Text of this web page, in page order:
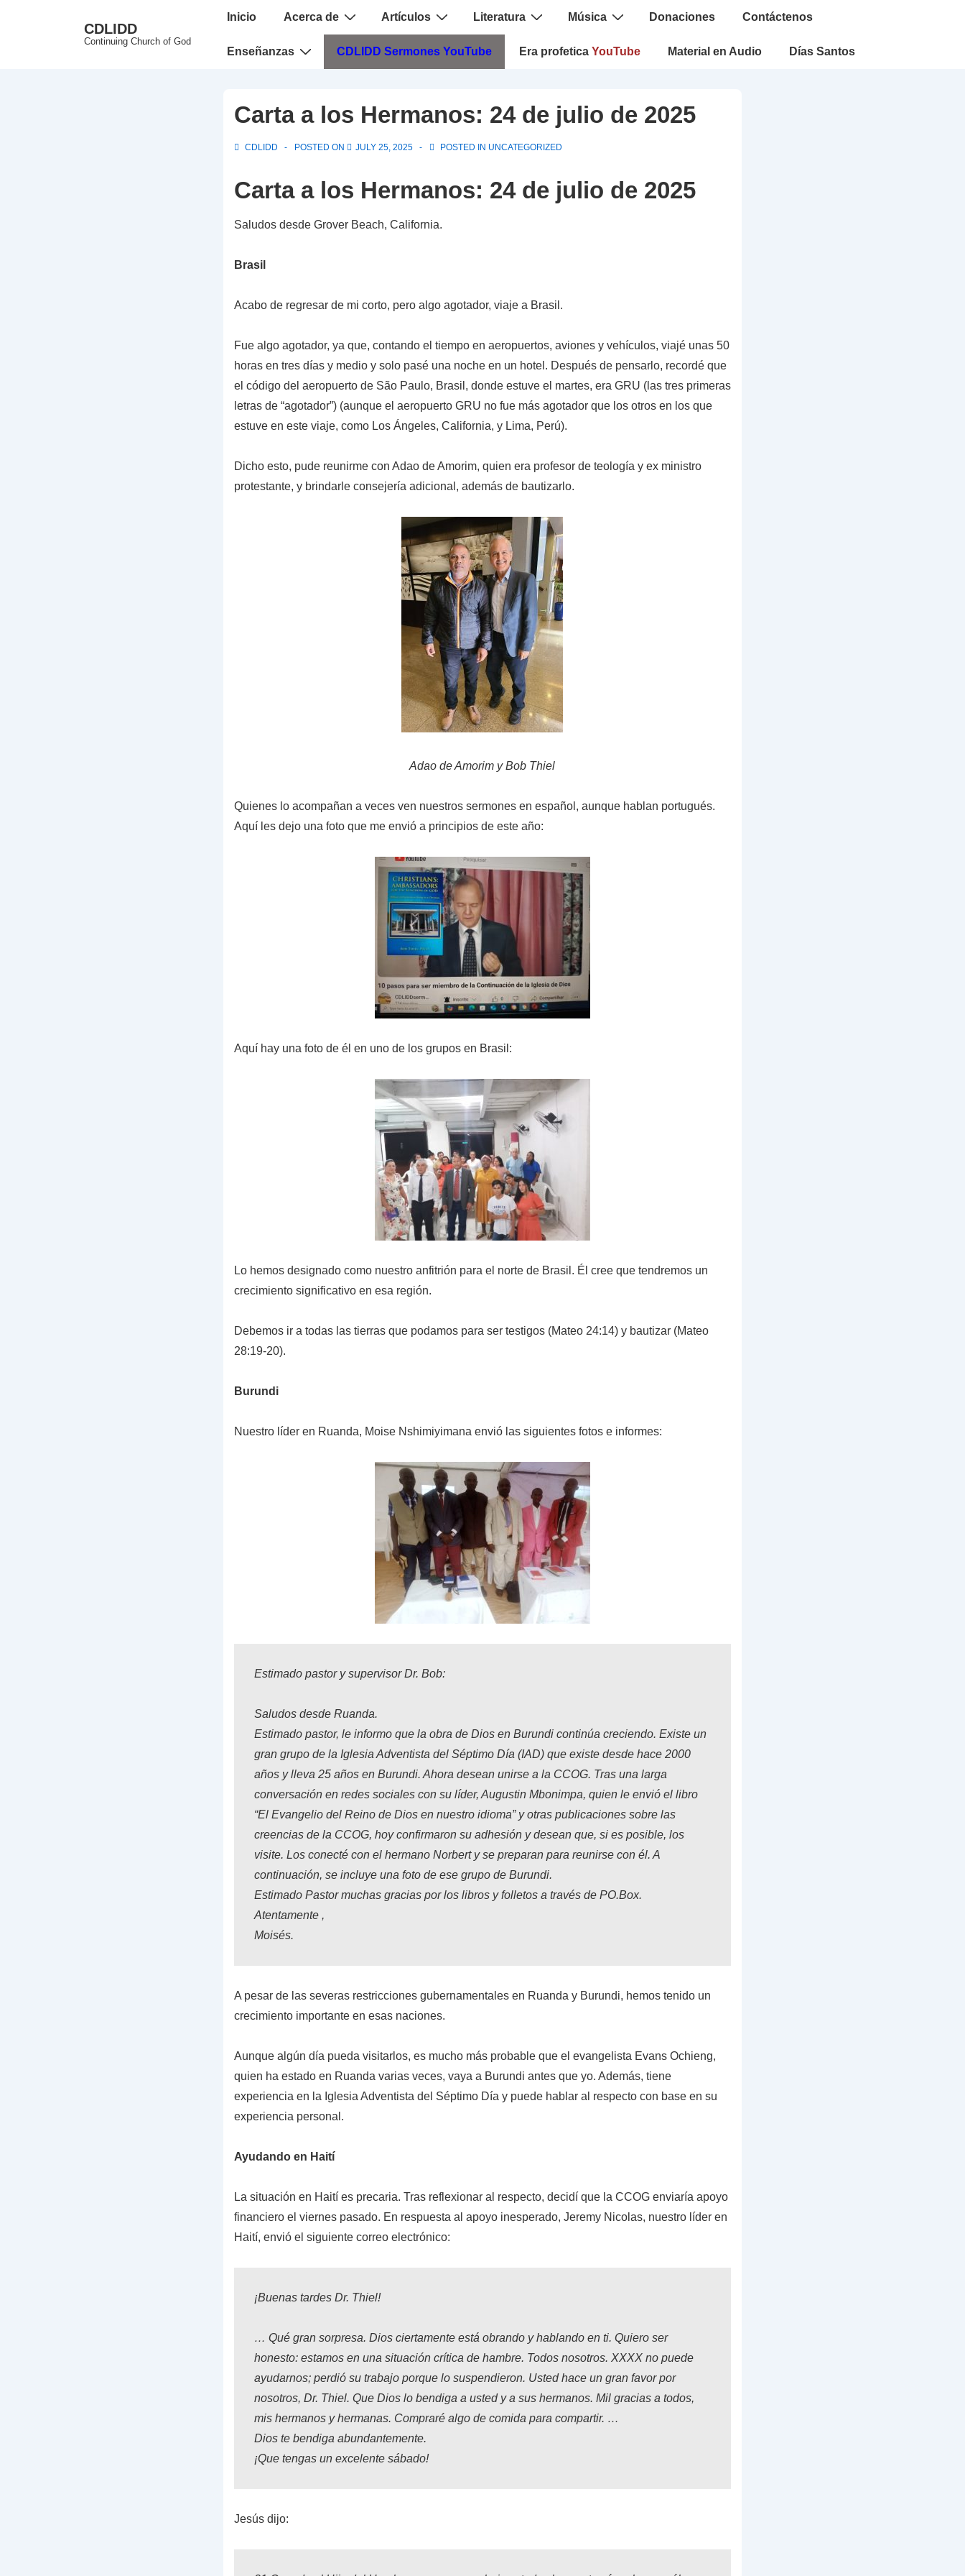
CDLIDD
Continuing Church of God
Main
Inicio Acerca de Artículos Literatura Música Donaciones Contáctenos
Enseñanzas CDLIDD Sermones YouTube Era profetica YouTube Material en Audio Días Santos
Carta a los Hermanos: 24 de julio de 2025
CDLIDD POSTED ON JULY 25, 2025 POSTED IN UNCATEGORIZED
Carta a los Hermanos: 24 de julio de 2025
Saludos desde Grover Beach, California.
Brasil
Acabo de regresar de mi corto, pero algo agotador, viaje a Brasil.
Fue algo agotador, ya que, contando el tiempo en aeropuertos, aviones y vehículos, viajé unas 50
horas en tres días y medio y solo pasé una noche en un hotel. Después de pensarlo, recordé que
el código del aeropuerto de São Paulo, Brasil, donde estuve el martes, era GRU (las tres primeras
letras de “agotador”) (aunque el aeropuerto GRU no fue más agotador que los otros en los que
estuve en este viaje, como Los Ángeles, California, y Lima, Perú).
Dicho esto, pude reunirme con Adao de Amorim, quien era profesor de teología y ex ministro
protestante, y brindarle consejería adicional, además de bautizarlo.
Adao de Amorim y Bob Thiel
Quienes lo acompañan a veces ven nuestros sermones en español, aunque hablan portugués.
Aquí les dejo una foto que me envió a principios de este año:
Aquí hay una foto de él en uno de los grupos en Brasil:
Lo hemos designado como nuestro anfitrión para el norte de Brasil. Él cree que tendremos un
crecimiento significativo en esa región.
Debemos ir a todas las tierras que podamos para ser testigos (Mateo 24:14) y bautizar (Mateo
28:19-20).
Burundi
Nuestro líder en Ruanda, Moise Nshimiyimana envió las siguientes fotos e informes:
Estimado pastor y supervisor Dr. Bob:
Saludos desde Ruanda.
Estimado pastor, le informo que la obra de Dios en Burundi continúa creciendo. Existe un
gran grupo de la Iglesia Adventista del Séptimo Día (IAD) que existe desde hace 2000
años y lleva 25 años en Burundi. Ahora desean unirse a la CCOG. Tras una larga
conversación en redes sociales con su líder, Augustin Mbonimpa, quien le envió el libro
“El Evangelio del Reino de Dios en nuestro idioma” y otras publicaciones sobre las
creencias de la CCOG, hoy confirmaron su adhesión y desean que, si es posible, los
visite. Los conecté con el hermano Norbert y se preparan para reunirse con él. A
continuación, se incluye una foto de ese grupo de Burundi.
Estimado Pastor muchas gracias por los libros y folletos a través de PO.Box.
Atentamente ,
Moisés.
A pesar de las severas restricciones gubernamentales en Ruanda y Burundi, hemos tenido un
crecimiento importante en esas naciones.
Aunque algún día pueda visitarlos, es mucho más probable que el evangelista Evans Ochieng,
quien ha estado en Ruanda varias veces, vaya a Burundi antes que yo. Además, tiene
experiencia en la Iglesia Adventista del Séptimo Día y puede hablar al respecto con base en su
experiencia personal.
Ayudando en Haití
La situación en Haití es precaria. Tras reflexionar al respecto, decidí que la CCOG enviaría apoyo
financiero el viernes pasado. En respuesta al apoyo inesperado, Jeremy Nicolas, nuestro líder en
Haití, envió el siguiente correo electrónico:
¡Buenas tardes Dr. Thiel!
… Qué gran sorpresa. Dios ciertamente está obrando y hablando en ti. Quiero ser
honesto: estamos en una situación crítica de hambre. Todos nosotros. XXXX no puede
ayudarnos; perdió su trabajo porque lo suspendieron. Usted hace un gran favor por
nosotros, Dr. Thiel. Que Dios lo bendiga a usted y a sus hermanos. Mil gracias a todos,
mis hermanos y hermanas. Compraré algo de comida para compartir. …
Dios te bendiga abundantemente.
¡Que tengas un excelente sábado!
Jesús dijo: